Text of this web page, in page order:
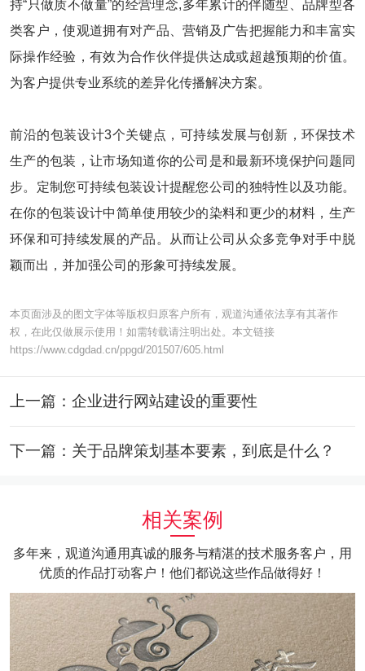
持“只做质不做量”的经营理念,多年累计的伴随型、品牌型各
类客户，使观道拥有对产品、营销及广告把握能力和丰富实
际操作经验，有效为合作伙伴提供达成或超越预期的价值。
为客户提供专业系统的差异化传播解决方案。
前沿的包装设计3个关键点，可持续发展与创新，环保技术
生产的包装，让市场知道你的公司是和最新环境保护问题同
步。定制您可持续包装设计提醒您公司的独特性以及功能。
在你的包装设计中简单使用较少的染料和更少的材料，生产
环保和可持续发展的产品。从而让公司从众多竞争对手中脱
颖而出，并加强公司的形象可持续发展。
本页面涉及的图文字体等版权归原客户所有，观道沟通依法享有其著作
权，在此仅做展示使用！如需转载请注明出处。本文链接
https://www.cdgdad.cn/ppgd/201507/605.html
上一篇：企业进行网站建设的重要性
下一篇：关于品牌策划基本要素，到底是什么？
相关案例
多年来，观道沟通用真诚的服务与精湛的技术服务客户，用
优质的作品打动客户！他们都说这些作品做得好！